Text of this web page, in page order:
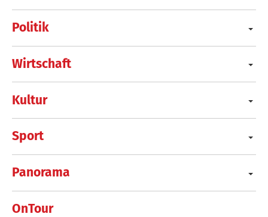
Politik
Wirtschaft
Kultur
Sport
Panorama
OnTour